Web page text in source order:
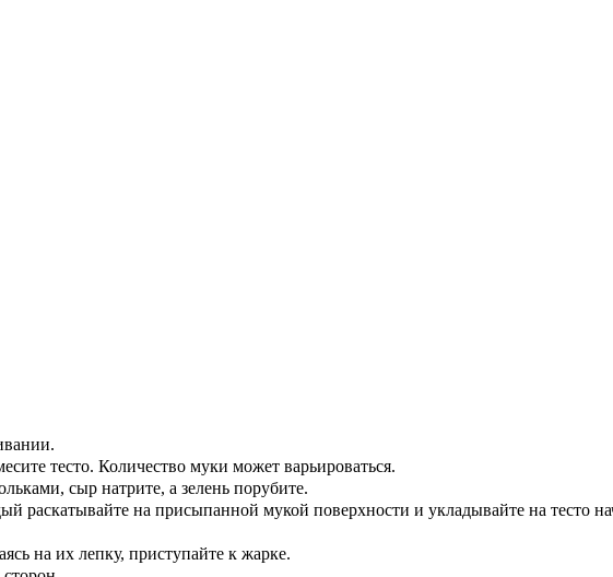
тесто. Количество муки может варьироваться.
сыр натрите, а зелень порубите.
раскатывайте на присыпанной мукой поверхности и укладывайте на тесто
на их лепку, приступайте к жарке.